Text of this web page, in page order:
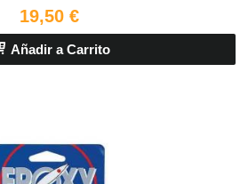
19,50 €
Añadir a Carrito